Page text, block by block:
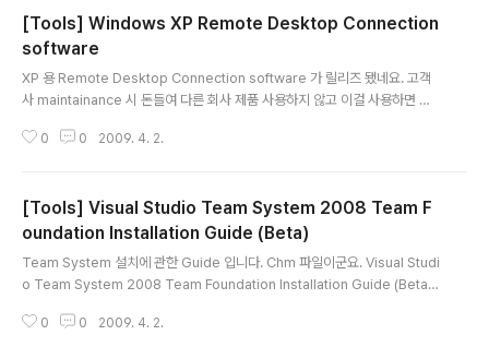
[Tools] Windows XP Remote Desktop Connection
software
XP 용 Remote Desktop Connection software 가 릴리즈 됐네요. 고객
사 maintainance 시 돈들여 다른 회사 제품 사용하지 않고 이걸 사용하면 좋
한 고수되세요... woojja ))* \\\\\\\\\\\\\\\\\\\\\\\\\\\\\
0 0 2009. 4. 2.
[Tools] Visual Studio Team System 2008 Team F
oundation Installation Guide (Beta)
Team System 설치에 관한 Guide 입니다. Chm 파일이군요. Visual Studi
o Team System 2008 Team Foundation Installation Guide (Beta)
0 0 2009. 4. 2.